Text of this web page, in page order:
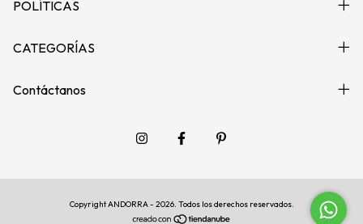
POLÍTICAS
CATEGORÍAS
Contáctanos
Copyright ANDORRA - 2026. Todos los derechos reservados.